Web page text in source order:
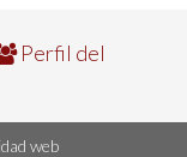
Perfil del
web